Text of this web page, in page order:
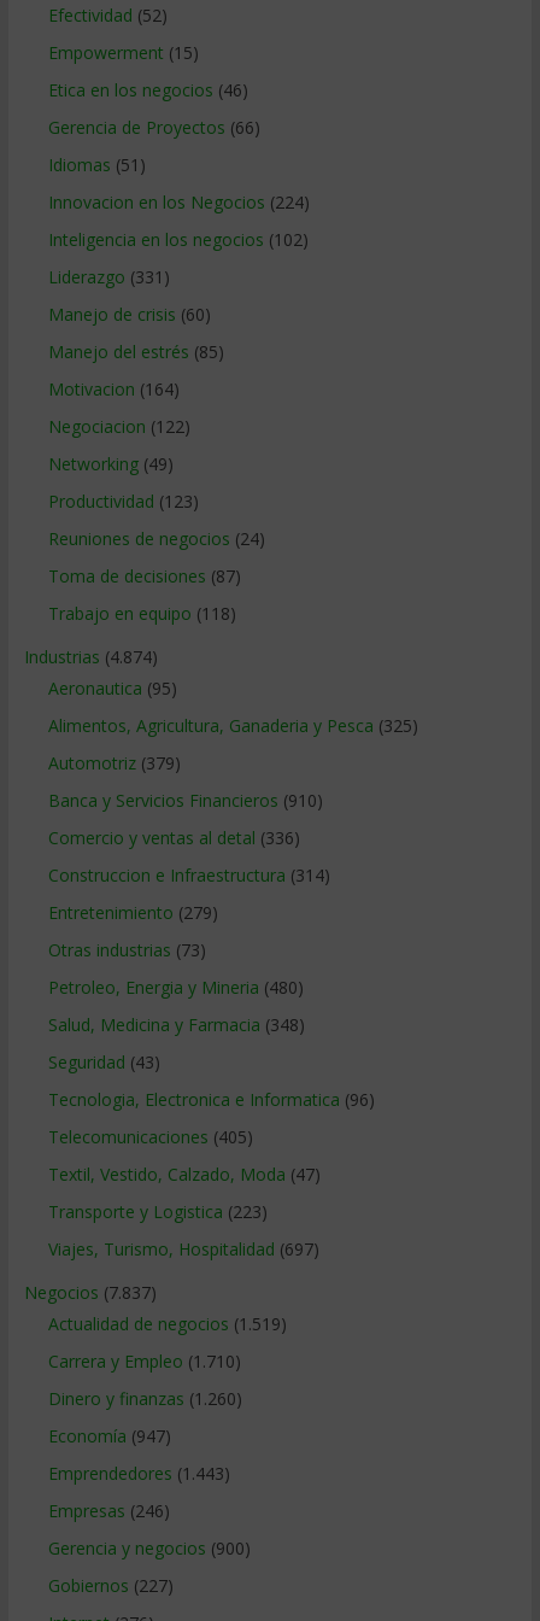
Efectividad (52)
Empowerment (15)
Etica en los negocios (46)
Gerencia de Proyectos (66)
Idiomas (51)
Innovacion en los Negocios (224)
Inteligencia en los negocios (102)
Liderazgo (331)
Manejo de crisis (60)
Manejo del estrés (85)
Motivacion (164)
Negociacion (122)
Networking(49)
Productividad (123)
Reuniones de negocios (24)
Toma de decisiones (87)
Trabajo en equipo (118)
Industrias (4.874)
Aeronautica (95)
Alimentos, Agricultura, Ganaderia y Pesca (325)
Automotriz(379)
Banca y Servicios Financieros (910)
Comercio y ventas al detal (336)
Construccion e Infraestructura (314)
Entretenimiento (279)
Otras industrias (73)
Petroleo, Energia y Mineria (480)
Salud, Medicina y Farmacia (348)
Seguridad (43)
Tecnologia, Electronica e Informatica (96)
Telecomunicaciones (405)
Textil, Vestido, Calzado, Moda (47)
Transporte y Logistica (223)
Viajes, Turismo, Hospitalidad (697)
Negocios (7.837)
Actualidad de negocios (1.519)
Carrera y Empleo (1.710)
Dinero y finanzas (1.260)
Economía (947)
Emprendedores (1.443)
Empresas (246)
Gerencia y negocios (900)
Gobiernos (227)